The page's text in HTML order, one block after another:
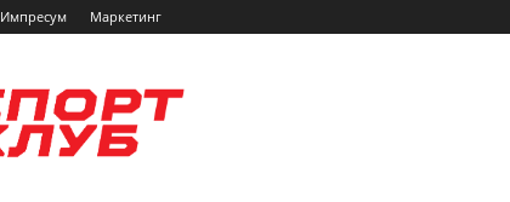
Импресум Маркетинг